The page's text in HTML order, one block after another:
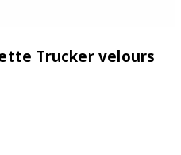
Trucker velours